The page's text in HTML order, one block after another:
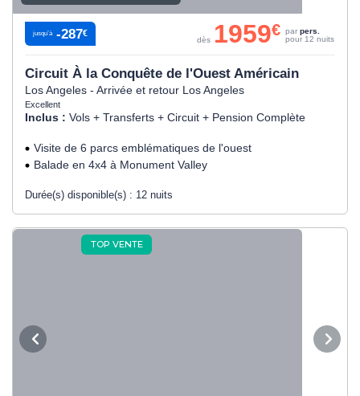
Circuit À la Conquête de l'Ouest Américain
Los Angeles - Arrivée et retour Los Angeles
Excellent
Inclus : Vols + Transferts + Circuit + Pension Complète
Visite de 6 parcs emblématiques de l'ouest
Balade en 4x4 à Monument Valley
Durée(s) disponible(s) : 12 nuits
jusqu’à -287€
dès 1959€ par pers.
pour 12 nuits
TOP VENTE